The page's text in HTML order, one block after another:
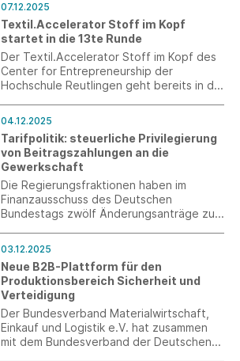
07.12.2025
Textil.Accelerator Stoff im Kopf
startet in die 13te Runde
Der Textil.Accelerator Stoff im Kopf des
Center for Entrepreneurship der
Hochschule Reutlingen geht bereits in die
und Gründern eine einzigartige
Gelegenheit, ihre Ideen im Bereich
Textilgründung weiterzuentwickeln.
04.12.2025
Tarifpolitik: steuerliche Privilegierung
von Beitragszahlungen an die
Gewerkschaft
Die Regierungsfraktionen haben im
Finanzausschuss des Deutschen
Bundestags zwölf Änderungsanträge zum
Privilegierung von Beitragszahlungen an
die Gewerkschaft.
03.12.2025
Neue B2B-Plattform für den
Produktionsbereich Sicherheit und
Verteidigung
Der Bundesverband Materialwirtschaft,
Einkauf und Logistik e.V. hat zusammen
mit dem Bundesverband der Deutschen